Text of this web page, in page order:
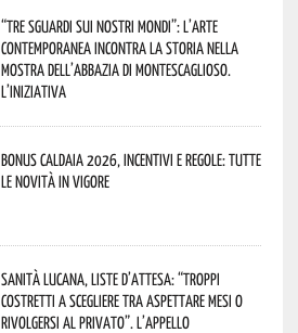
“Tre Sguardi sui Nostri Mondi”: l’arte
contemporanea incontra la storia nella
mostra dell’Abbazia di Montescaglioso.
L’iniziativa
Bonus caldaia 2026, incentivi e regole: tutte
le novità in vigore
Sanità lucana, liste d’attesa: “Troppi
costretti a scegliere tra aspettare mesi o
rivolgersi al privato”. L’appello